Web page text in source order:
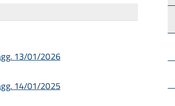
13/01/2026
14/01/2025